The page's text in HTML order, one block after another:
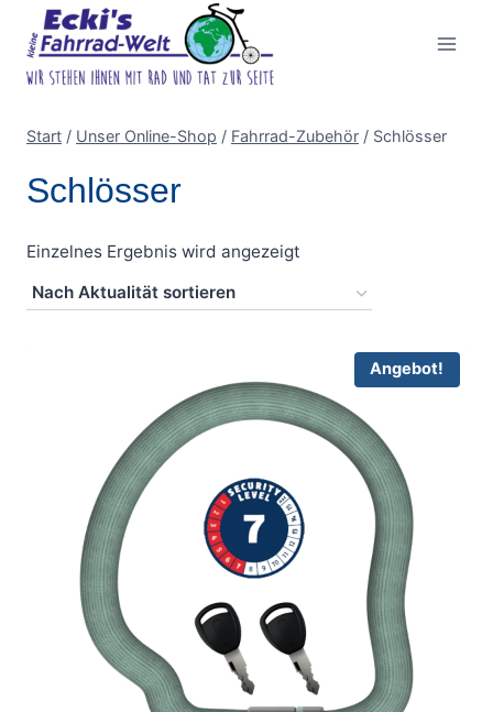
Inhalt
springen
Start / Unser Online-Shop / Fahrrad-Zubehör / Schlösser
Schlösser
Einzelnes Ergebnis wird angezeigt
Angebot!